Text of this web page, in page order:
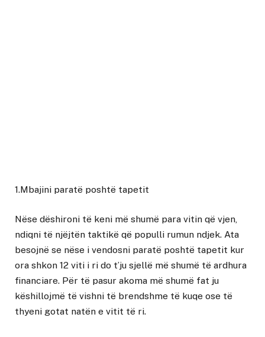
1.Mbajini paratë poshtë tapetit
Nëse dëshironi të keni më shumë para vitin që vjen,
ndiqni të njëjtën taktikë që populli rumun ndjek. Ata
besojnë se nëse i vendosni paratë poshtë tapetit kur
ora shkon 12 viti i ri do t’ju sjellë më shumë të ardhura
financiare. Për të pasur akoma më shumë fat ju
këshillojmë të vishni të brendshme të kuqe ose të
thyeni gotat natën e vitit të ri.